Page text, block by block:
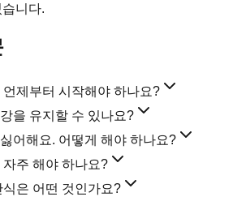
니다.
제부터 시작해야 하나요?
을 유지할 수 있나요?
어해요. 어떻게 해야 하나요?
주 해야 하나요?
은 어떤 것인가요?